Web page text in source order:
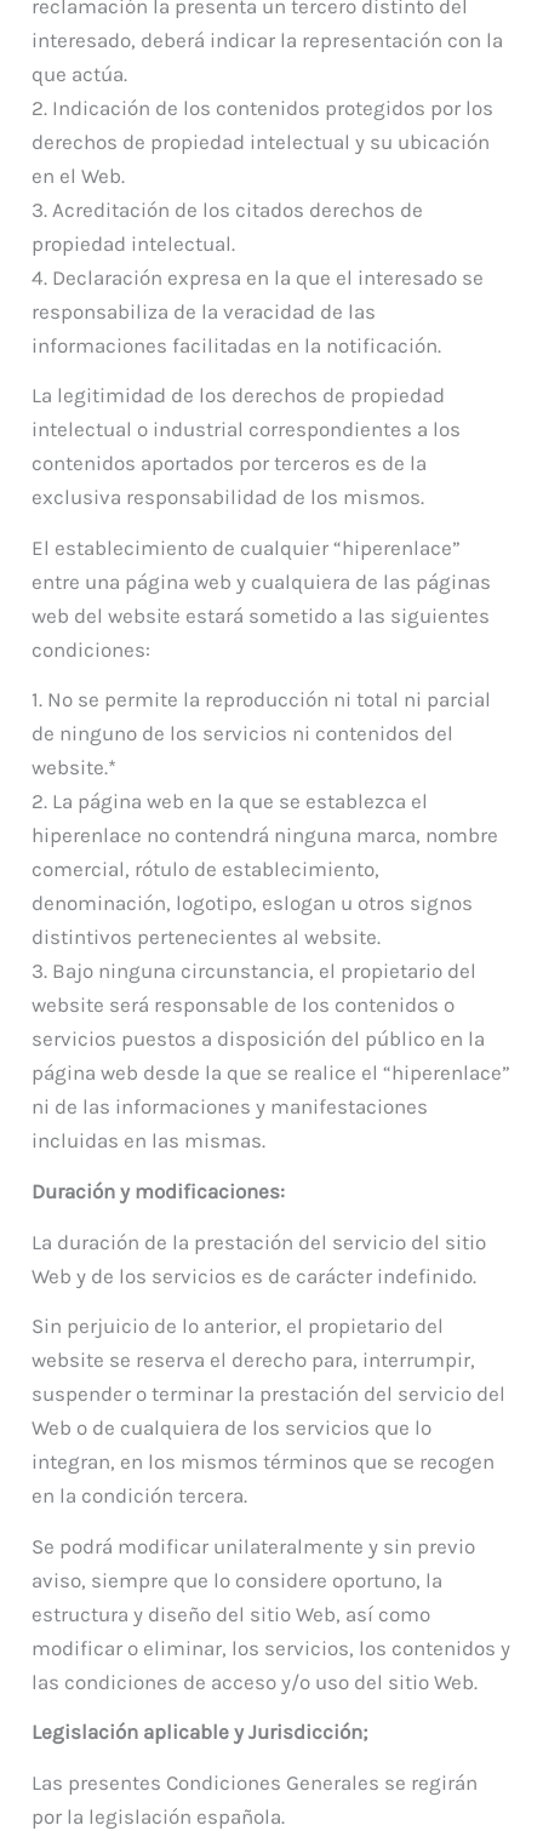
reclamación la presenta un tercero distinto del
interesado, deberá indicar la representación con la
que actúa.
2. Indicación de los contenidos protegidos por los
derechos de propiedad intelectual y su ubicación
en el Web.
3. Acreditación de los citados derechos de
propiedad intelectual.
4. Declaración expresa en la que el interesado se
responsabiliza de la veracidad de las
informaciones facilitadas en la notificación.
La legitimidad de los derechos de propiedad
intelectual o industrial correspondientes a los
contenidos aportados por terceros es de la
exclusiva responsabilidad de los mismos.
El establecimiento de cualquier “hiperenlace”
entre una página web y cualquiera de las páginas
web del website estará sometido a las siguientes
condiciones:
1. No se permite la reproducción ni total ni parcial
de ninguno de los servicios ni contenidos del
website.*
2. La página web en la que se establezca el
hiperenlace no contendrá ninguna marca, nombre
comercial, rótulo de establecimiento,
denominación, logotipo, eslogan u otros signos
distintivos pertenecientes al website.
3. Bajo ninguna circunstancia, el propietario del
website será responsable de los contenidos o
servicios puestos a disposición del público en la
página web desde la que se realice el “hiperenlace”
ni de las informaciones y manifestaciones
incluidas en las mismas.
Duración y modificaciones:
La duración de la prestación del servicio del sitio
Web y de los servicios es de carácter indefinido.
Sin perjuicio de lo anterior, el propietario del
website se reserva el derecho para, interrumpir,
suspender o terminar la prestación del servicio del
Web o de cualquiera de los servicios que lo
integran, en los mismos términos que se recogen
en la condición tercera.
Se podrá modificar unilateralmente y sin previo
aviso, siempre que lo considere oportuno, la
estructura y diseño del sitio Web, así como
modificar o eliminar, los servicios, los contenidos y
las condiciones de acceso y/o uso del sitio Web.
Legislación aplicable y Jurisdicción;
Las presentes Condiciones Generales se regirán
por la legislación española.